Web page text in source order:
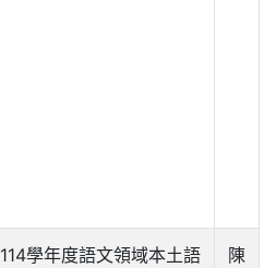
114學年度語文領域本土語
陳